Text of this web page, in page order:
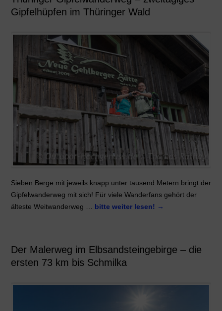
Gipfelhüpfen im Thüringer Wald
Sieben Berge mit jeweils knapp unter tausend Metern bringt der
Gipfelwanderweg mit sich! Für viele Wanderfans gehört der
älteste Weitwanderweg … bitte weiter lesen! →
Der Malerweg im Elbsandsteingebirge – die
ersten 73 km bis Schmilka